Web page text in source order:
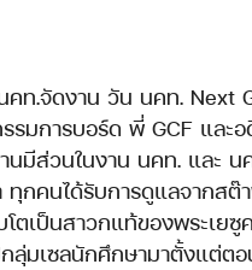
มการบอร์ด พี่ GCF และ
มีส่วนในงาน นคท. และ น
คนได้รับการดูแลจากสต๊
โตเป็นสาวกแท้ของพระเ
ลุ่มเซลนักศึกษามาตั้งแต่ต